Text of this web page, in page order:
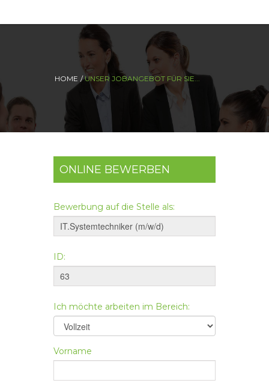
HOME UNSER JOBANGEBOT FÜR SIE...
ONLINE BEWERBEN
Bewerbung auf die Stelle als:
ID:
Ich möchte arbeiten im Bereich:
Vorname